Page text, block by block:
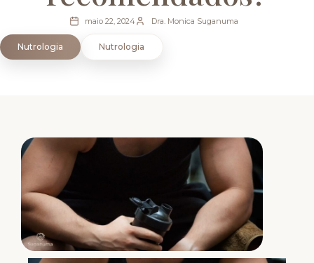
maio 22, 2024 Dra. Monica Suganuma
Nutrologia Nutrologia